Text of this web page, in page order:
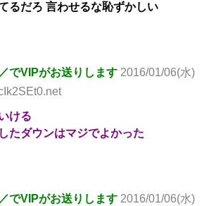
るだろ 言わせるな恥ずかしい
でVIPがお送りします 2016/01/06(水)
ける
たダウンはマジでよかった
でVIPがお送りします 2016/01/06(水)